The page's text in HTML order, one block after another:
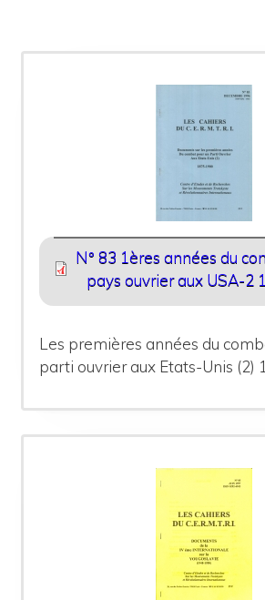
N° 83 1ères années du
pays ouvrier aux USA-2
Les premières années du
parti ouvrier aux Etats-Unis (2)